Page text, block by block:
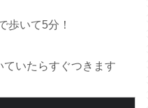
歩いて5分！
いたらすぐつきます